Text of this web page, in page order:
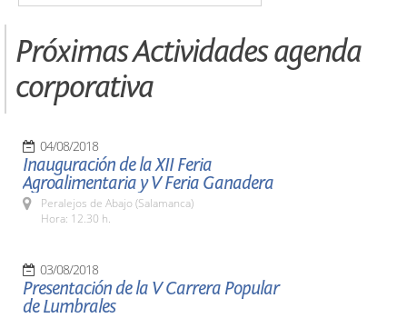
Próximas Actividades agenda
corporativa
04/08/2018
Inauguración de la XII Feria
Agroalimentaria y V Feria Ganadera
Peralejos de Abajo (Salamanca)
Hora: 12.30 h.
03/08/2018
Presentación de la V Carrera Popular
de Lumbrales